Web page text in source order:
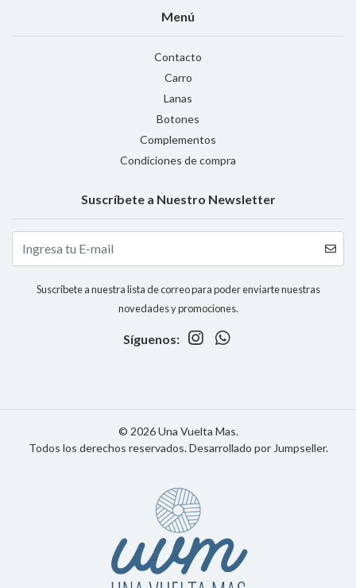
Menú
Contacto
Carro
Lanas
Botones
Complementos
Condiciones de compra
Suscríbete a Nuestro Newsletter
Suscríbete a nuestra lista de correo para poder enviarte nuestras
novedades y promociones.
Síguenos:
© 2026 Una Vuelta Mas.
Todos los derechos reservados.Desarrollado por Jumpseller.